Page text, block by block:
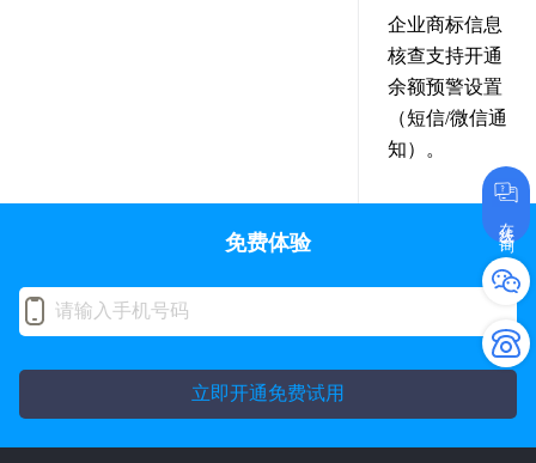
企业商标信息
核查支持开通
余额预警设置
（短信/微信通
知）。
在线咨询
免费体验
立即开通免费试用